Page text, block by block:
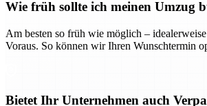
Wie früh sollte ich meinen Umzug
Am besten so früh wie möglich –
Voraus. So können wir Ihren Wunschtermin
Bietet Ihr Unternehmen auch